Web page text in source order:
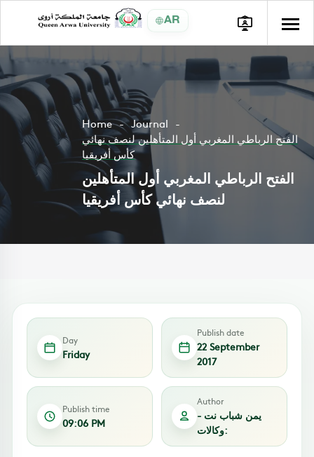
AR
Home
Journal
الفتح الرباطي المغربي أول المتأهلين لنصف نهائي
كأس أفريقيا
الفتح الرباطي المغربي أول المتأهلين
لنصف نهائي كأس أفريقيا
Day
Friday
Publish date
22 September
2017
Publish time
09:06 PM
Author
يمن شباب نت -
وكالات: